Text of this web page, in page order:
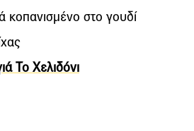
κοπανισμένο στο γουδί
Το Χελιδόνι